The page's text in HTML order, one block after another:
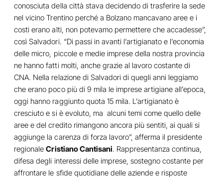
conosciuta della città stava decidendo di trasferire la sede
nel vicino Trentino perché a Bolzano mancavano aree e i
costi erano alti, non potevamo permettere che accadesse”,
così Salvadori. “Di passi in avanti l’artigianato e l’economia
delle micro, piccole e medie imprese della nostra provincia
ne hanno fatti molti, anche grazie al lavoro costante di
CNA. Nella relazione di Salvadori di quegli anni leggiamo
che erano poco più di 9 mila le imprese artigiane all’epoca,
oggi hanno raggiunto quota 15 mila. L’artigianato è
cresciuto e si è evoluto, ma alcuni temi come quello delle
aree e del credito rimangono ancora più sentiti, ai quali si
aggiunge la carenza di forza lavoro”, afferma il presidente
regionaleCristiano Cantisani. Rappresentanza continua,
difesa degli interessi delle imprese, sostegno costante per
affrontare le sfide quotidiane delle aziende e risposte